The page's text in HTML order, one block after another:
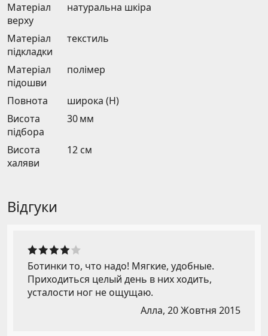
Матеріал
верху
натуральна шкіра
Матеріал
підкладки
текстиль
Матеріал
підошви
полімер
Повнота
широка (H)
Висота
підбора
30 мм
Висота
халяви
12 см
Відгуки
Ботинки то, что надо! Мягкие, удобные.
Приходиться целый день в них ходить,
усталости ног не ощущаю.
Алла, 20 Жовтня 2015